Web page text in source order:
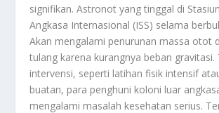
signifikan. Astronot yang tinggal di
Angkasa Internasional (ISS) selama
Akan mengalami penurunan massa otot
tulang karena kurangnya beban gravitasi.
intervensi, seperti latihan fisik intensif
buatan, para penghuni koloni luar
mengalami masalah kesehatan serius.